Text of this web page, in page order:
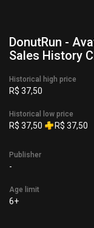
DonutRun -
Sales History
Historical high price
R$ 37,50
Historical low price
R$ 37,50 R$ 37,50
Publisher
-
Age limit
6+